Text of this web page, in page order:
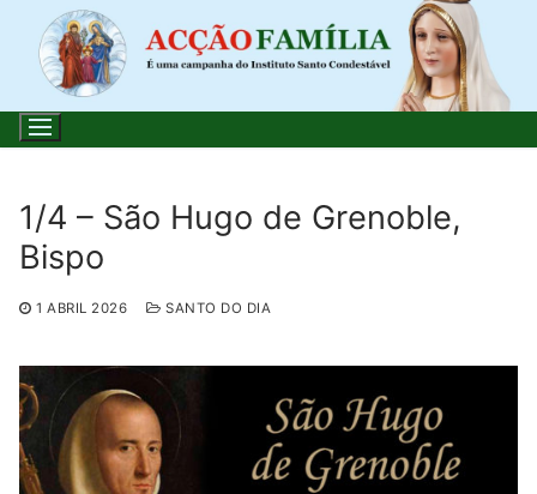
para
conteúdo
Pesquisar
por:
Loja
Blog
1/4 – São Hugo de Grenoble,
Bispo
1 ABRIL 2026 SANTO DO DIA